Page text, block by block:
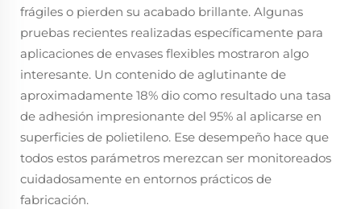
frágiles o pierden su acabado brillante. Algunas
pruebas recientes realizadas específicamente para
aplicaciones de envases flexibles mostraron algo
interesante. Un contenido de aglutinante de
aproximadamente 18% dio como resultado una tasa
de adhesión impresionante del 95% al aplicarse en
superficies de polietileno. Ese desempeño hace que
todos estos parámetros merezcan ser monitoreados
cuidadosamente en entornos prácticos de
fabricación.